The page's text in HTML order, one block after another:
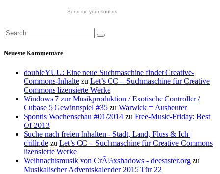
Send me your sounds
Neueste Kommentare
doubleYUU: Eine neue Suchmaschine findet Creative-
Commons-Inhalte zu Let’s CC – Suchmaschine für Creative
Commons lizensierte Werke
Windows 7 zur Musikproduktion / Exotische Controller /
Cubase 5 Gewinnspiel #35 zu Warwick = Ausbeuter
Spontis Wochenschau #01/2014 zu Free-Music-Friday: Best
Of 2013
Suche nach freien Inhalten - Stadt, Land, Fluss & Ich |
chillr.de zu Let’s CC – Suchmaschine für Creative Commons
lizensierte Werke
Weihnachtsmusik von CrÃ¼xshadows - deesaster.org zu
Musikalischer Adventskalender 2015 Tür 22